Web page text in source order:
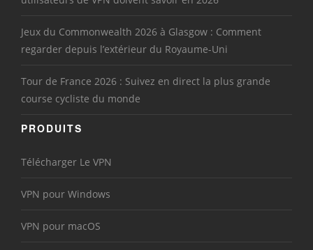
Jeux du Commonwealth 2026 à Glasgow : Comment
regarder depuis l’extérieur du Royaume-Uni
Tour de France 2026 : Suivez en direct la plus grande
course cycliste du monde
PRODUITS
Télécharger Le VPN
VPN pour Windows
VPN pour macOS